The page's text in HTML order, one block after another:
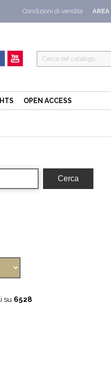
AREA
Condizioni di vendita
OPEN ACCESS
su 6528